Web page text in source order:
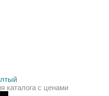
каталога с ценами